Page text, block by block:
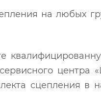
на любых
центра
сцепления в